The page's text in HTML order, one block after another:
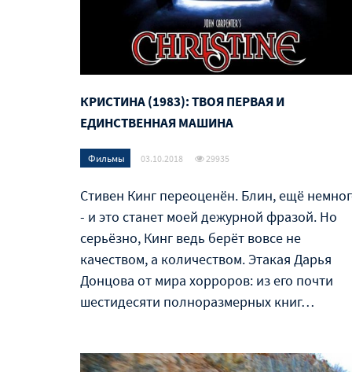
КРИСТИНА (1983): ТВОЯ ПЕРВАЯ И
ЕДИНСТВЕННАЯ МАШИНА
Фильмы 03.10.2018 29935
Стивен Кинг переоценён. Блин, ещё
- и это станет моей дежурной фразой. Но
серьёзно, Кинг ведь берёт вовсе не
качеством, а количеством. Этакая Дарья
Донцова от мира хорроров: из его почти
шестидесяти полноразмерных книг…